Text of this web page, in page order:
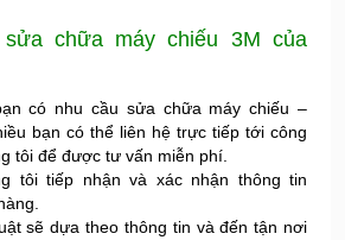
sửa chữa máy chiếu 3M của
có nhu cầu sửa chữa máy chiếu –
bạn có thể liên hệ trực tiếp tới công
tôi để được tư vấn miễn phí.
tôi tiếp nhận và xác nhận thông tin
sẽ dựa theo thông tin và đến tận nơi